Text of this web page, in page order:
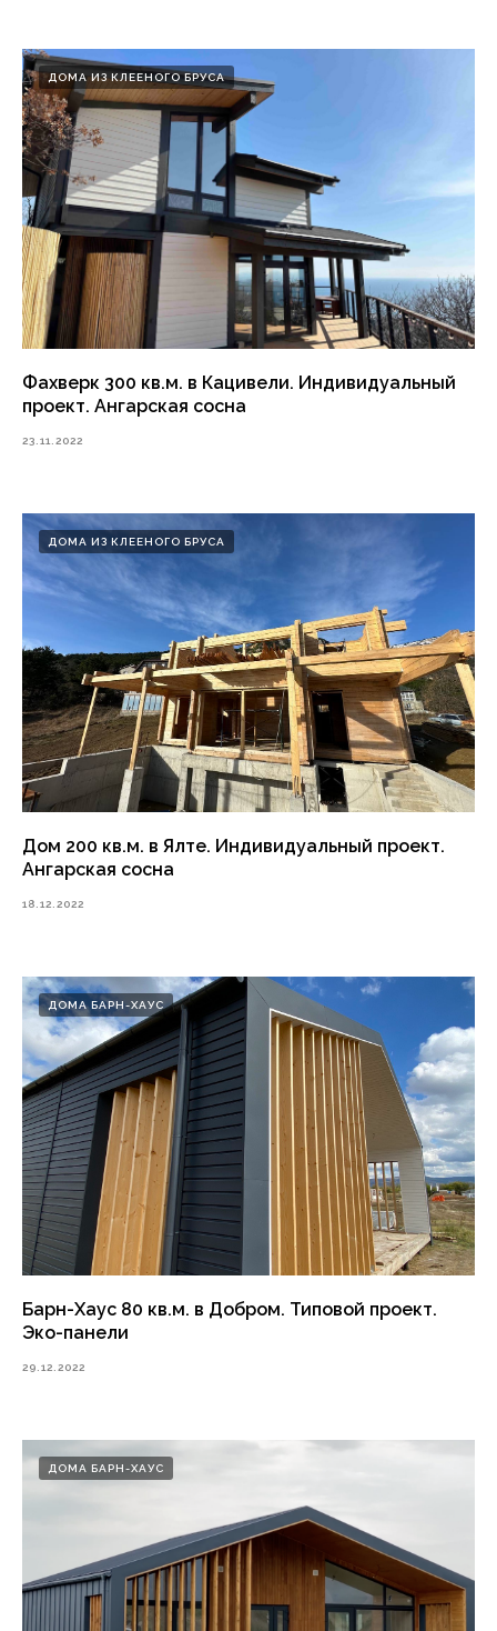
ДОМА ИЗ КЛЕЕНОГО БРУСА
Фахверк 300 кв.м. в Кацивели. Индивидуальный
проект. Ангарская сосна
23.11.2022
ДОМА ИЗ КЛЕЕНОГО БРУСА
Дом 200 кв.м. в Ялте. Индивидуальный проект.
Ангарская сосна
18.12.2022
ДОМА БАРН-ХАУС
Барн-Хаус 80 кв.м. в Добром. Типовой проект.
Эко-панели
29.12.2022
ДОМА БАРН-ХАУС